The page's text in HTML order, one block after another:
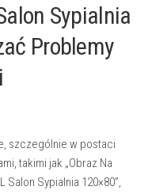
Sypialnia
Problemy
szczególnie w postaci
takimi jak „Obraz Na
Salon Sypialnia 120×80”,